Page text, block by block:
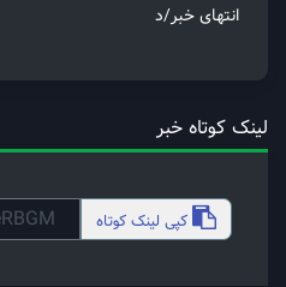
انتهای خبر/د
لینک کوتاه خبر
کپی لینک کوتاه